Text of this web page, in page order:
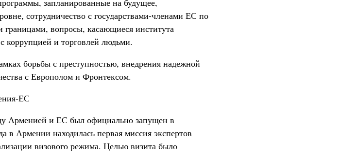
запланированные на будущее,
сотрудничество с государствами-членами ЕС по
вопросы, касающиеся института
коррупцией и торговлей людьми.
борьбы с преступностью, внедрения надежной
с Европолом и Фронтексом.
ЕС
Арменией и ЕС был официально запущен в
в Армении находилась первая миссия экспертов
визового режима. Целью визита было